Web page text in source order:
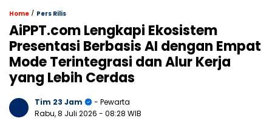
Home / Pers Rilis
AiPPT.com Lengkapi Ekosistem
Presentasi Berbasis AI dengan Empat
Mode Terintegrasi dan Alur Kerja
yang Lebih Cerdas
Tim 23 Jam
- Pewarta
Rabu, 8 Juli 2026 - 08:28 WIB